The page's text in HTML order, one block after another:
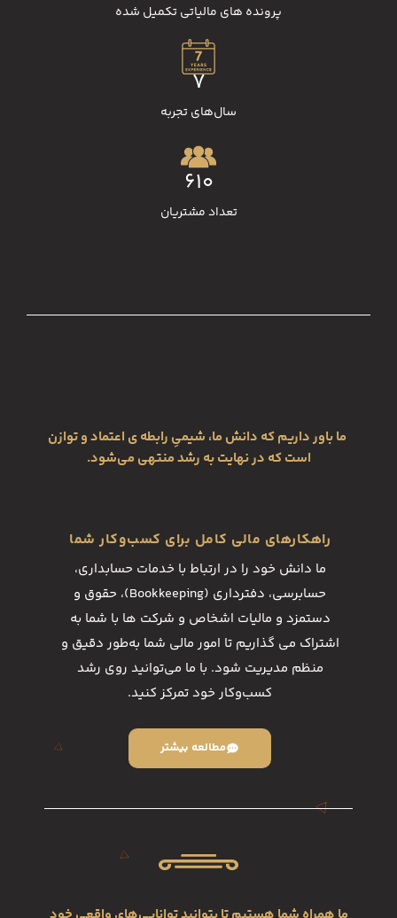
پرونده‌‌ های مالیاتی تکمیل شده
7
سال‌های تجربه
610
تعداد مشتريان
ما باور داریم که دانش ما، شیمیِ رابطه ی اعتماد و توازن
است که در نهایت به رشد منتهی می‌شود.
راهکارهای مالی کامل برای کسب‌وکار شما
ما دانش خود را در ارتباط با خدمات حسابداری،
حسابرسی، دفترداری (Bookkeeping)، حقوق و
دستمزد و مالیات اشخاص و شرکت ها با شما به
اشتراک می گذاریم تا امور مالی شما به‌طور دقیق و
منظم مدیریت شود. با ما می‌توانید روی رشد
کسب‌وکار خود تمرکز کنید.
مطالعه بيشتر